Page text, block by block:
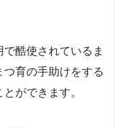
酷使されているま
育の手助けをする
ができます。